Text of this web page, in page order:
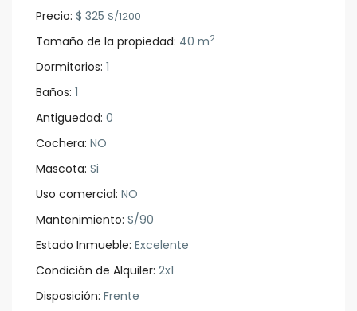
Precio: $ 325S/1200
Tamaño de la propiedad: 40 m2
Dormitorios: 1
Baños: 1
Antiguedad: 0
Cochera: NO
Mascota: Si
Uso comercial: NO
Mantenimiento: S/90
Estado Inmueble: Excelente
Condición de Alquiler: 2x1
Disposición: Frente